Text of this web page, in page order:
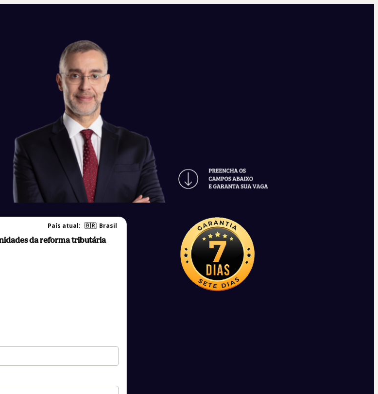
País atual: 🇧🇷 Brasil
da reforma tributária